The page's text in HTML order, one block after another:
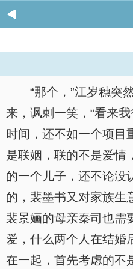
“那个，”江岁穗突
来，讽刺一笑，“看来
时间，还不如一个项目
是联姻，联的不是爱情
的一个儿子，还不论没
的，裴墨书又对家族生
裴景婳的母亲秦司也需
爱，什么两个人在结婚
在一起，首先考虑的不